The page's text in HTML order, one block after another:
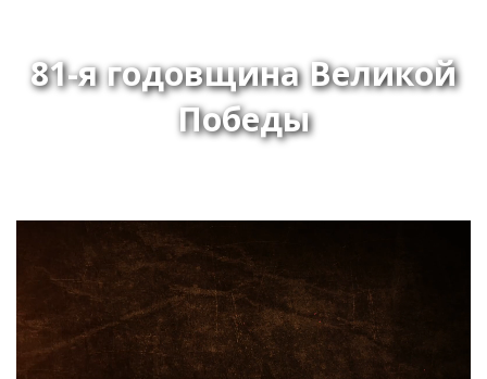
81-я годовщина Великой
Победы